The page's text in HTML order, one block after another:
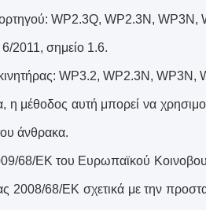
WP2.3Q, WP2.3N,
2011, σημείο 1.6.
WP3.2, WP2.3N,
η μέθοδος αυτή μπορεί να
άνθρακα.
68/ΕΚ του Ευρωπαϊκού
2008/68/ΕΚ σχετικά με την